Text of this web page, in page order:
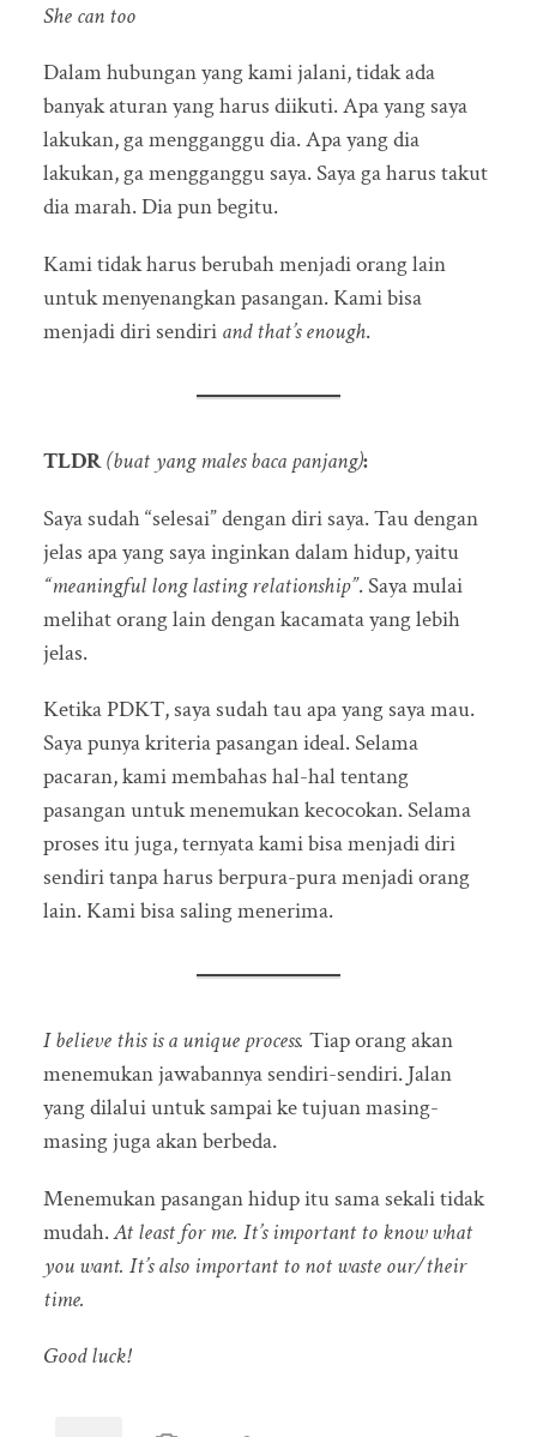
She can too
Dalam hubungan yang kami jalani, tidak ada
banyak aturan yang harus diikuti. Apa yang saya
lakukan, ga mengganggu dia. Apa yang dia
lakukan, ga mengganggu saya. Saya ga harus takut
dia marah. Dia pun begitu.
Kami tidak harus berubah menjadi orang lain
untuk menyenangkan pasangan. Kami bisa
menjadi diri sendiri and that’s enough.
TLDR(buat yang males baca panjang):
Saya sudah “selesai” dengan diri saya. Tau dengan
jelas apa yang saya inginkan dalam hidup, yaitu
“meaningful long lasting relationship”. Saya mulai
melihat orang lain dengan kacamata yang lebih
jelas.
Ketika PDKT, saya sudah tau apa yang saya mau.
Saya punya kriteria pasangan ideal. Selama
pacaran, kami membahas hal-hal tentang
pasangan untuk menemukan kecocokan. Selama
proses itu juga, ternyata kami bisa menjadi diri
sendiri tanpa harus berpura-pura menjadi orang
lain. Kami bisa saling menerima.
I believe this is a unique process. Tiap orang akan
menemukan jawabannya sendiri-sendiri. Jalan
yang dilalui untuk sampai ke tujuan masing-
masing juga akan berbeda.
Menemukan pasangan hidup itu sama sekali tidak
mudah.At least for me. It’s important to know what
you want. It’s also important to not waste our/their
time.
Good luck!